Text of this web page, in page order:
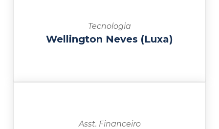
Tecnologia
Wellington Neves (Luxa)
Asst. Financeiro